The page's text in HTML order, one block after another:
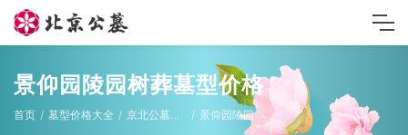
景仰园陵园树葬墓型价格
首页 墓型价格大全 京北公墓墓型 景仰园陵园